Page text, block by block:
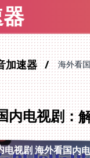
加速器 海外看
内电视剧：
电视剧 海外看国内